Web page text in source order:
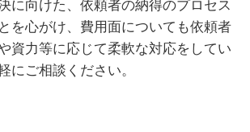
に向けた、依頼者の納得のプロセス
を心がけ、費用面についても依頼者
資力等に応じて柔軟な対応をしてい
にご相談ください。